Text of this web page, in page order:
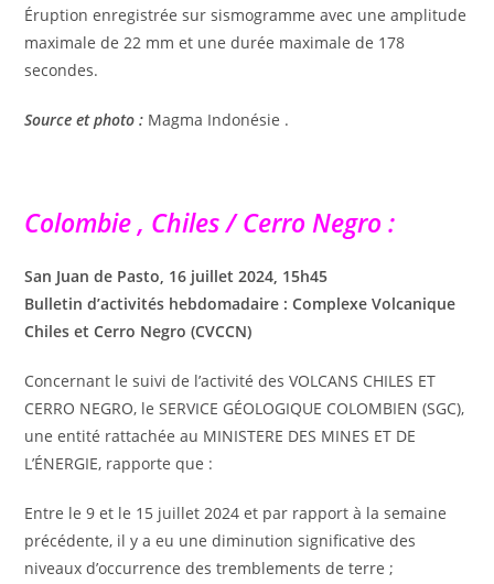
Éruption enregistrée sur sismogramme avec une amplitude
maximale de 22 mm et une durée maximale de 178
secondes.
Source et photo : Magma Indonésie .
Colombie , Chiles / Cerro Negro :
San Juan de Pasto, 16 juillet 2024, 15h45
Bulletin d’activités hebdomadaire : Complexe Volcanique
Chiles et Cerro Negro (CVCCN)
Concernant le suivi de l’activité des VOLCANS CHILES ET
CERRO NEGRO, le SERVICE GÉOLOGIQUE COLOMBIEN (SGC),
une entité rattachée au MINISTERE DES MINES ET DE
L’ÉNERGIE, rapporte que :
Entre le 9 et le 15 juillet 2024 et par rapport à la semaine
précédente, il y a eu une diminution significative des
niveaux d’occurrence des tremblements de terre ;